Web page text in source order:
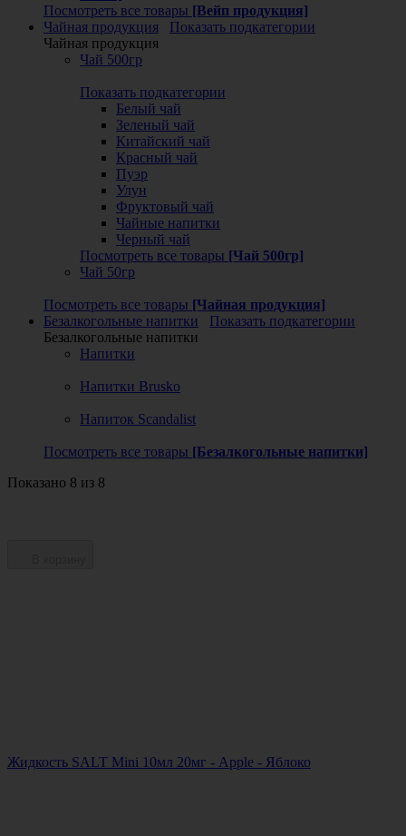
Посмотреть все товары [Вейп продукция]
Чайная продукция
Показать подкатегории
Чайная продукция
Чай 500гр
Показать подкатегории
Белый чай
Зеленый чай
Китайский чай
Красный чай
Пуэр
Улун
Фруктовый чай
Чайные напитки
Черный чай
Посмотреть все товары [Чай 500гр]
Чай 50гр
Посмотреть все товары [Чайная продукция]
Безалкогольные напитки
Показать подкатегории
Безалкогольные напитки
Напитки
Напитки Brusko
Напиток Scandalist
Посмотреть все товары [Безалкогольные напитки]
Показано 8 из 8
Жидкость SALT Mini 10мл 20мг - Apple - Яблоко